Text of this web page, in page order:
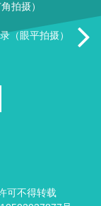
拍摄）
（眼平拍摄）
可不得转载